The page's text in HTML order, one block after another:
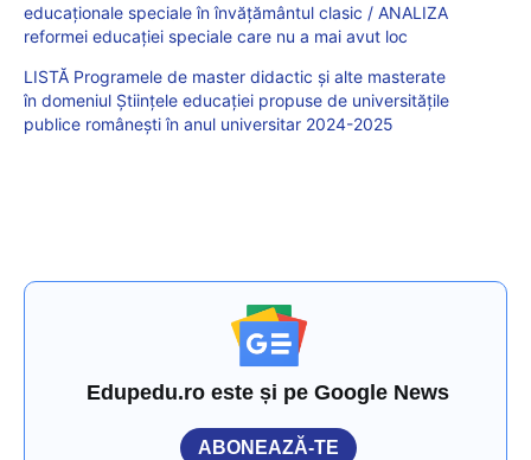
educaționale speciale în învățământul clasic / ANALIZA
reformei educației speciale care nu a mai avut loc
LISTĂ Programele de master didactic și alte masterate
în domeniul Științele educației propuse de universitățile
publice românești în anul universitar 2024-2025
Edupedu.ro este și pe Google News
ABONEAZĂ-TE